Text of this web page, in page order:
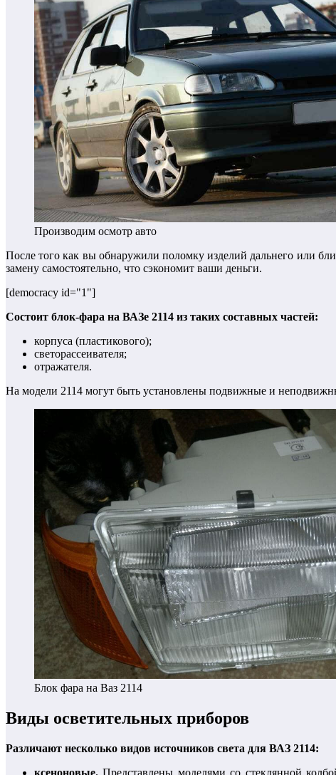
Производим осмотр авто
После того как вы обнаружили поломку изделий дальнего или
замену самостоятельно, что сэкономит ваши деньги.
[democracy id="1"]
Состоит блок-фара на ВАЗе 2114 из таких составных частей:
корпуса (пластикового);
светорассеивателя;
отражателя.
На модели 2114 могут быть установлены подвижные и
Блок фара на Ваз 2114
Виды осветительных приборов
Различают несколько видов источников света для ВАЗ 2114:
ксеноновые. Представлены моделями со стеклянной